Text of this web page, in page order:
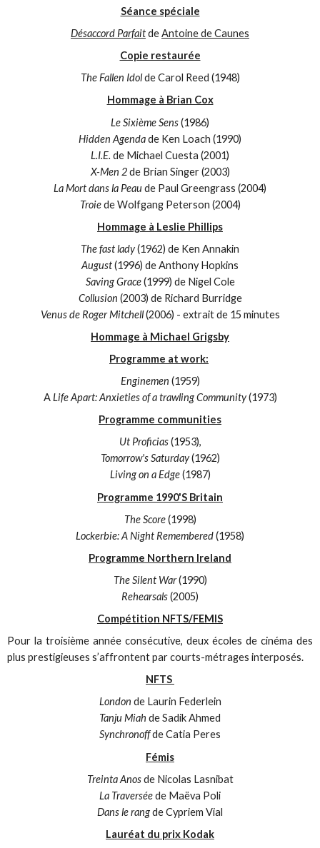
Séance spéciale
Désaccord ParfaitdeAntoine de Caunes
Copie restaurée
The Fallen Idolde Carol Reed (1948)
Hommage à Brian Cox
Le Sixième Sens(1986)
Hidden Agendade Ken Loach (1990)
L.I.E. de Michael Cuesta (2001)
X-Men 2de Brian Singer (2003)
La Mort dans la Peaude Paul Greengrass (2004)
Troiede Wolfgang Peterson (2004)
Hommage à Leslie Phillips
The fast lady(1962) de Ken Annakin
August(1996) de Anthony Hopkins
Saving Grace(1999) de Nigel Cole
Collusion (2003) de Richard Burridge
Venus de Roger Mitchell(2006) - extrait de 15 minutes
Hommage à Michael Grigsby
Programme at work:
Enginemen (1959)
ALife Apart: Anxieties of a trawling Community(1973)
Programme communities
Ut Proficias(1953),
Tomorrow's Saturday(1962)
Living on a Edge(1987)
Programme 1990'S Britain
The Score(1998)
Lockerbie: A Night Remembered(1958)
Programme Northern Ireland
The Silent War(1990)
Rehearsals(2005)
Compétition NFTS/FEMIS
Pour la troisième année consécutive, deux écoles de cinéma des
plus prestigieuses s’affrontent par courts-métrages interposés.
NFTS
London de Laurin Federlein
Tanju Miah de Sadik Ahmed
Synchronoffde Catia Peres
Fémis
Treinta Anosde Nicolas Lasnibat
La Traverséede Maëva Poli
Dans le rangde Cypriem Vial
Lauréat du prix Kodak